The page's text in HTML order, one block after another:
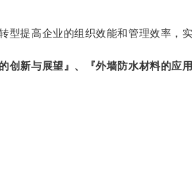
提高企业的组织效能和管理效率，
创新与展望』、『外墙防水材料的应用